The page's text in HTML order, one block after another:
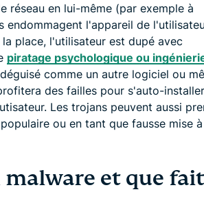
réseau en lui-même (par exemple à
endommagent l'appareil de
place, l'utilisateur est dupé avec
piratage psychologique ou
comme un autre logiciel ou
des failles pour s'auto-installer
Les trojans peuvent aussi
ou en tant que fausse mise
et que